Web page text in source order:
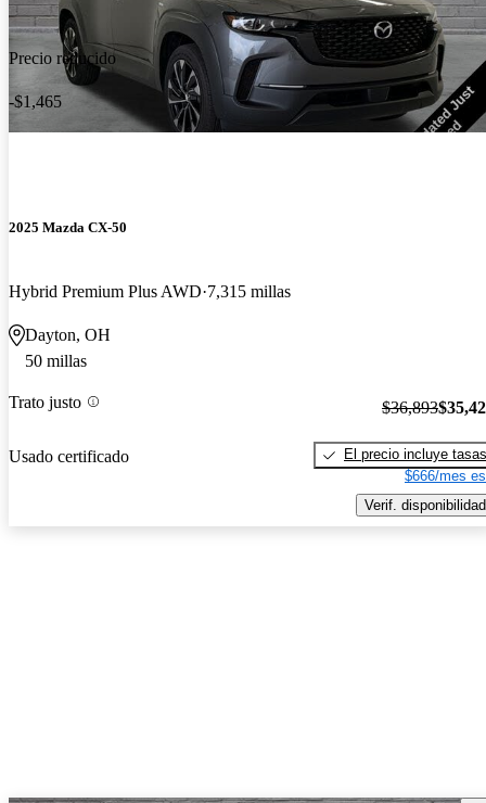
Precio reducido
-$1,465
2025 Mazda CX-50
Hybrid Premium Plus AWD 7,315 millas
Dayton, OH
50 millas
Trato justo
Usado certificado
$36,893
El precio incluye tasas
$666/mes
Verif. disponibilidad